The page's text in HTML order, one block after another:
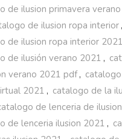
de ilusion primavera
de ilusion ropa interior,
de ilusion ropa interior 2021
de ilusión verano 2021 ,
verano 2021 pdf,
2021 , catalogo de la
de lenceria de ilusion
de lenceria ilusion 2021 ,